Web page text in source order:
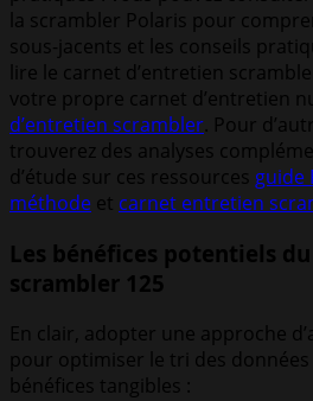
la scrambler Polaris pour
sous-jacents et les conseils
lire le carnet d’entretien
votre propre carnet d’entretien
d’entretien scrambler. Pour
trouverez des analyses
d’étude sur ces ressources guide
méthode et carnet entretien
Les bénéfices potentiels
scrambler 125
En clair, adopter une approche
pour optimiser le tri des
bénéfices tangibles :